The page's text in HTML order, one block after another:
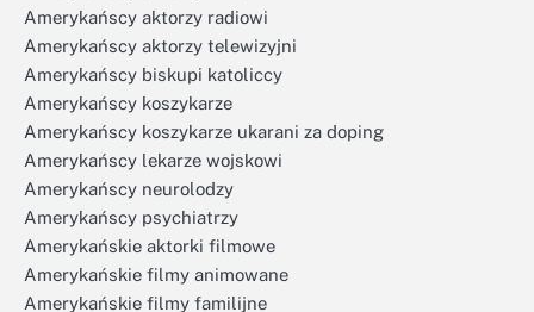
Amerykańscy aktorzy radiowi
Amerykańscy aktorzy telewizyjni
Amerykańscy biskupi katoliccy
Amerykańscy koszykarze
Amerykańscy koszykarze ukarani za doping
Amerykańscy lekarze wojskowi
Amerykańscy neurolodzy
Amerykańscy psychiatrzy
Amerykańskie aktorki filmowe
Amerykańskie filmy animowane
Amerykańskie filmy familijne